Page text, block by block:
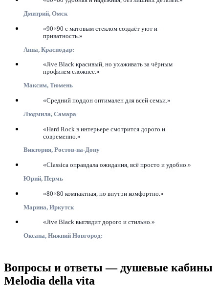
Дмитрий, Омск
«90×90 с матовым стеклом создаёт уют и
приватность.»
Анна, Краснодар:
«Jive Black красивый, но ухаживать за чёрным
профилем сложнее.»
Максим, Тюмень
«Средний поддон оптимален для всей семьи.»
Людмила, Самара
«Hard Rock в интерьере смотрится дорого и
современно.»
Виктория, Ростов-на-Дону
«Classica оправдала ожидания, всё просто и удобно.»
Юрий, Пермь
«80×80 компактная, но внутри комфортно.»
Марина, Иркутск
«Jive Black выглядит дорого и стильно.»
Оксана, Нижний Новгород:
Вопросы и ответы — душевые кабины
Melodia della vita